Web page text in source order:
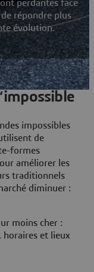
perdantes face
répondre plus
évolution.
impossibles
de
formes
améliorer les
traditionnels
diminuer :
moins cher :
horaires et lieux